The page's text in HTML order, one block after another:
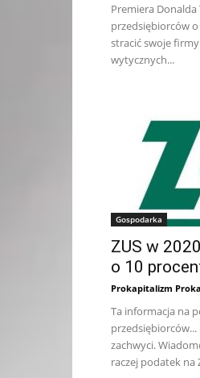
Premiera Donalda
przedsiębiorców
stracić swoje firmy
wytycznych...
Gospodarka
ZUS w
o 10
Prokapitalizm
Ta informacja na
przedsiębiorców...
zachwyci.
raczej podatek na